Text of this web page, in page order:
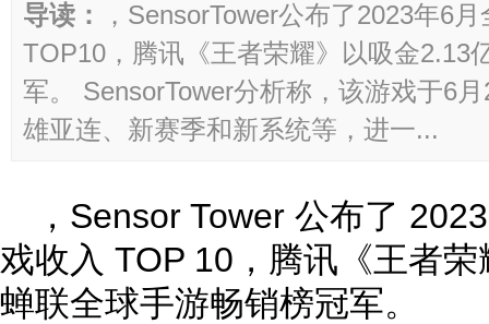
导读：
，SensorTower公布了2023年6
TOP10，腾讯《王者荣耀》以吸金2.13
军。 SensorTower分析称，该游戏于6
雄亚连、新赛季和新系统等，进一...
，Sensor Tower 公布了
戏收入 TOP 10，腾讯《王者
蝉联全球手游畅销榜冠军。